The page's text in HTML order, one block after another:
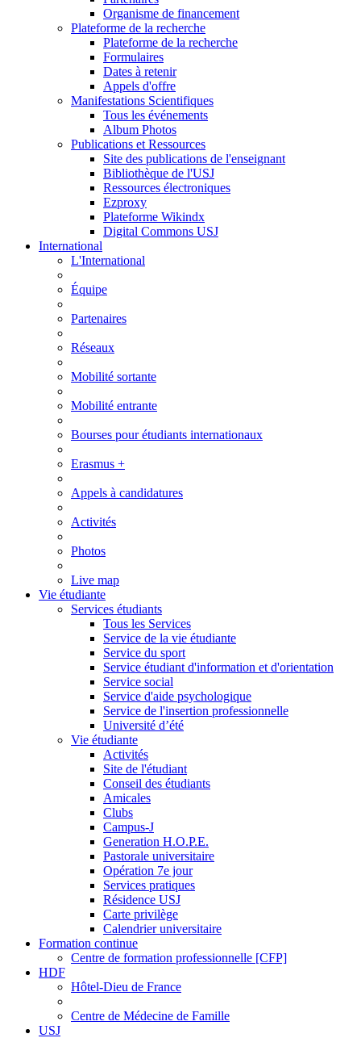
Organisme de financement
Plateforme de la recherche
Plateforme de la recherche
Formulaires
Dates à retenir
Appels d'offre
Manifestations Scientifiques
Tous les événements
Album Photos
Publications et Ressources
Site des publications de l'enseignant
Bibliothèque de l'USJ
Ressources électroniques
Ezproxy
Plateforme Wikindx
Digital Commons USJ
International
L'International
Équipe
Partenaires
Réseaux
Mobilité sortante
Mobilité entrante
Bourses pour étudiants internationaux
Erasmus +
Appels à candidatures
Activités
Photos
Live map
Vie étudiante
Services étudiants
Tous les Services
Service de la vie étudiante
Service du sport
Service étudiant d'information et d'orientation
Service social
Service d'aide psychologique
Service de l'insertion professionnelle
Université d’été
Vie étudiante
Activités
Site de l'étudiant
Conseil des étudiants
Amicales
Clubs
Campus-J
Generation H.O.P.E.
Pastorale universitaire
Opération 7e jour
Services pratiques
Résidence USJ
Carte privilège
Calendrier universitaire
Formation continue
Centre de formation professionnelle [CFP]
HDF
Hôtel-Dieu de France
Centre de Médecine de Famille
USJ